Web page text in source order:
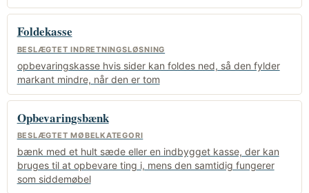
Foldekasse
BESLÆGTET INDRETNINGSLØSNING
opbevaringskasse hvis sider kan foldes ned, så den fylder
markant mindre, når den er tom
Opbevaringsbænk
BESLÆGTET MØBELKATEGORI
bænk med et hult sæde eller en indbygget kasse, der kan
bruges til at opbevare ting i, mens den samtidig fungerer
som siddemøbel